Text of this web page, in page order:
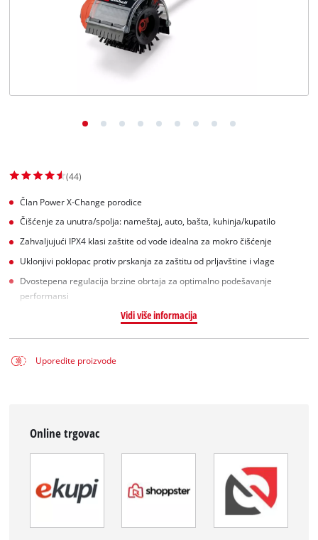
(44)
Član Power X-Change porodice
Čišćenje za unutra/spolja: nameštaj, auto, bašta, kuhinja/kupatilo
Zahvaljujući IPX4 klasi zaštite od vode idealna za mokro čišćenje
Uklonjivi poklopac protiv prskanja za zaštitu od prljavštine i vlage
Dvostepena regulacija brzine obrtaja za optimalno podešavanje
performansi
Vidi više informacija
Uporedite proizvode
Online trgovac